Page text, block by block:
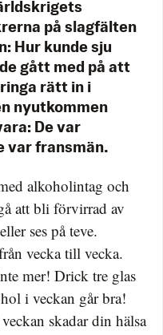
på slagfälten
Hur kunde sju
gått med på att
rätt in i
nyutkommen
De var
var fransmän.
alkoholintag och
att bli förvirrad av
ses på teve.
vecka till vecka.
mer! Drick tre glas
i veckan går bra!
skadar din hälsa